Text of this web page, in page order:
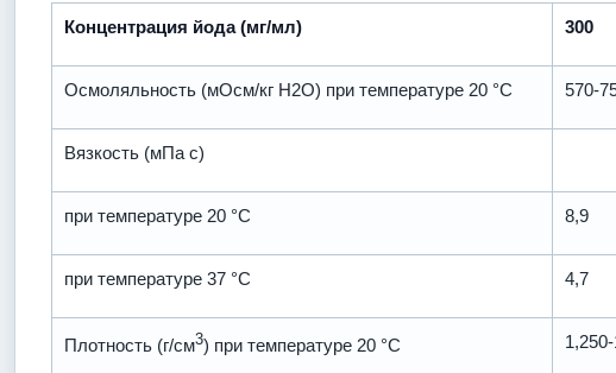
Концентрация йода (мг/мл) 300
Осмоляльность (мОсм/кг Н2О) при температуре 20 °С 570-
Вязкость (мПа с)
при температуре 20 °С 8,9
при температуре 37 °С 4,7
Плотность (г/см3) при температуре 20 °С